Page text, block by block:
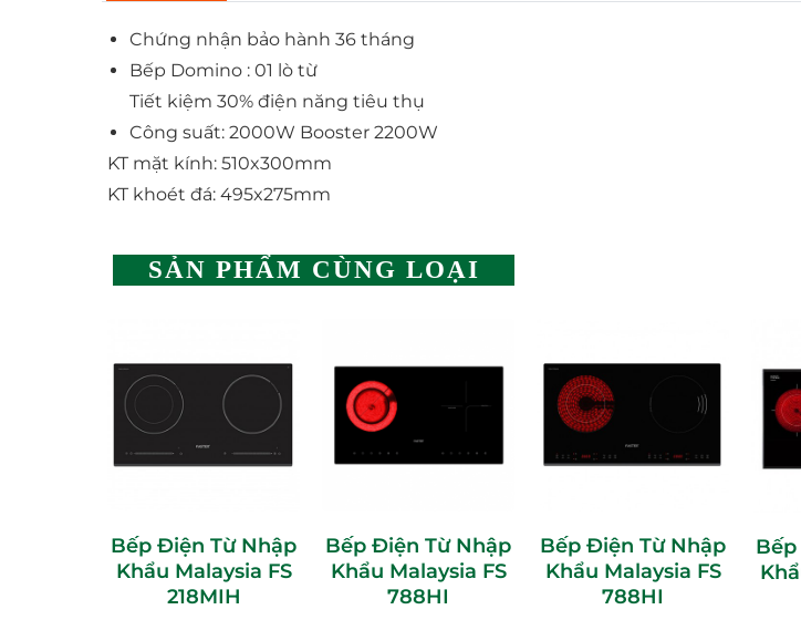
Chứng nhận bảo hành 36 tháng
Bếp Domino : 01 lò từ
Tiết kiệm 30% điện năng tiêu thụ
Công suất: 2000W Booster 2200W
KT mặt kính: 510x300mm
KT khoét đá: 495x275mm
SẢN PHẨM CÙNG LOẠI
Bếp Điện Từ Nhập
Khẩu Malaysia FS
218MIH
Bếp Điện Từ Nhập
Khẩu Malaysia FS
788HI
Bếp Điện Từ Nhập
Khẩu Malaysia FS
788HI